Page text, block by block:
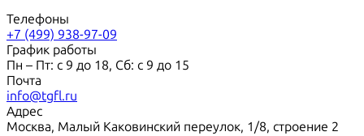
Телефоны
+7 (499) 938-97-09
График работы
Пн – Пт: с 9 до 18, Сб: с 9 до 15
Почта
info@tgfl.ru
Адрес
Москва, Малый Каковинский переулок, 1/8, строение 2